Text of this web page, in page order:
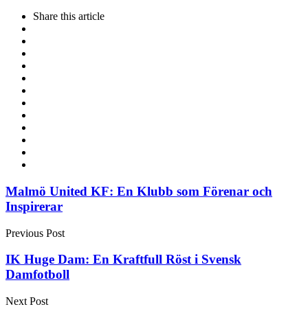
Share this article
Post
navigation
Malmö United KF: En Klubb som Förenar och
Inspirerar
Previous Post
IK Huge Dam: En Kraftfull Röst i Svensk
Damfotboll
Next Post